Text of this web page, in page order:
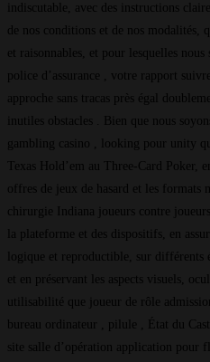
indiscutable, avec des instructions
de nos conditions et de nos modalités,
et raisonnables, et pour lesquelles nous
police d’assurance , votre rapport
approche sans tracas près égal
inutiles obstacles . Bien que nous
gambling casino , looking pour unity
Texas Hold’em au Three-Card Poker,
offres de jeux de hasard et les
chirurgie Indiana joueurs contre
la plateforme et des dispositifs, en
logique et reproductible, sur différents
et en préservant les aspects visuels,
utilisabilité que joueur de rôle
bureau ordinateur , pilule , État du
site salle d’opération application pour